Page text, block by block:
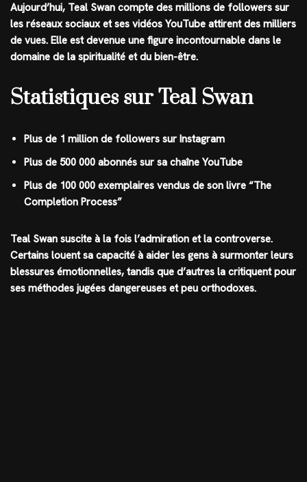
Aujourd’hui, Teal Swan compte des millions de followers sur
les réseaux sociaux et ses vidéos YouTube attirent des milliers
de vues. Elle est devenue une figure incontournable dans le
domaine de la spiritualité et du bien-être.
Statistiques sur Teal Swan
Plus de 1 million de followers sur Instagram
Plus de 500 000 abonnés sur sa chaîne YouTube
Plus de 100 000 exemplaires vendus de son livre “The
Completion Process”
Teal Swan suscite à la fois l’admiration et la controverse.
Certains louent sa capacité à aider les gens à surmonter leurs
blessures émotionnelles, tandis que d’autres la critiquent pour
ses méthodes jugées dangereuses et peu orthodoxes.